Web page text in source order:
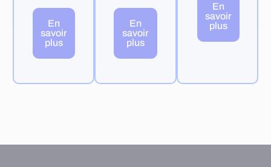
En
savoir
plus
En
savoir
plus
En
savoir
plus